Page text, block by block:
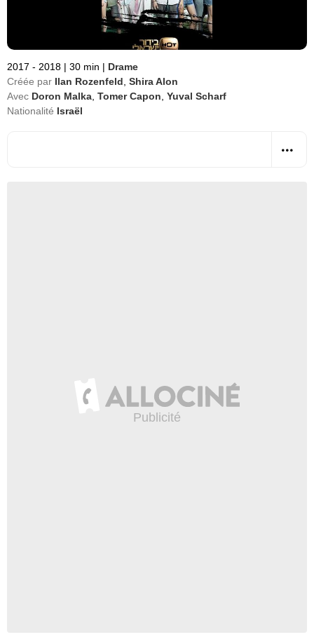
2017 - 2018 | 30 min | Drame
Créée par Ilan Rozenfeld Shira Alon
Avec Doron Malka Tomer Capon Yuval Scharf
Nationalité Israël